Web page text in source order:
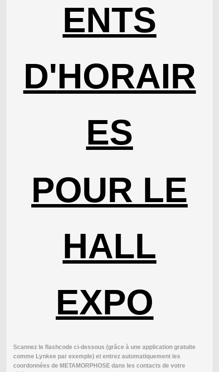
ENTS
D'HORAIR
ES
POUR LE
HALL
EXPO
Scannez le flashcode ci-dessous (grâce à une application gratuite
comme Lynkee par exemple) et entrez automatiquement les
coordonnées de METAMORPHOSE dans les contacts de votre